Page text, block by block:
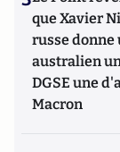
que Xavier
russe donne
australien
DGSE une
Macron